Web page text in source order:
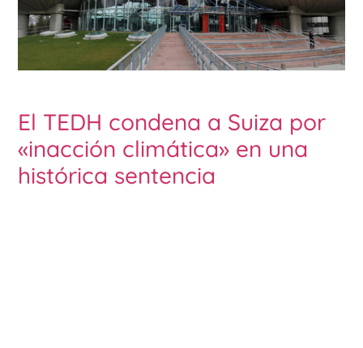
El TEDH condena a Suiza por
«inacción climática» en una
histórica sentencia